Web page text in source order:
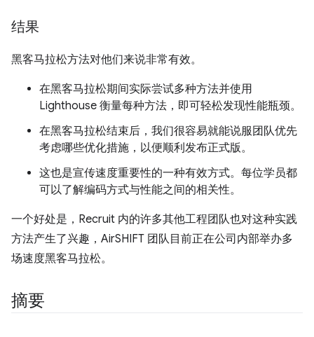
结果
黑客马拉松方法对他们来说非常有效。
在黑客马拉松期间实际尝试多种方法并使用
Lighthouse 衡量每种方法，即可轻松发现性能瓶颈。
在黑客马拉松结束后，我们很容易就能说服团队优先
考虑哪些优化措施，以便顺利发布正式版。
这也是宣传速度重要性的一种有效方式。每位学员都
可以了解编码方式与性能之间的相关性。
一个好处是，Recruit 内的许多其他工程团队也对这种实践
方法产生了兴趣，AirSHIFT 团队目前正在公司内部举办多
场速度黑客马拉松。
摘要